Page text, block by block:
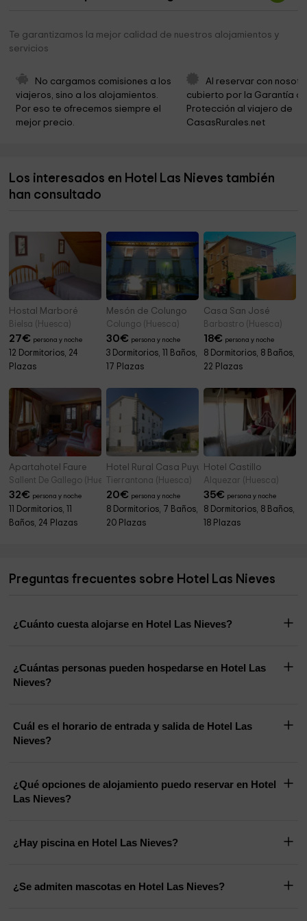
Bus
barranquismo en Torla-Ordesa, en los Pirineos de
Huesca
Ordesa Y Monte Perdido National Park 5,0 km
Ermita de la Virgen de Morillo
Iglesia de la Virgen de Septiembre 6,6 km
Te garantizamos la mejor calidad de nuestros alojamientos y
servicios
No cargamos comisiones a los
viajeros, sino a los alojamientos.
Por eso te ofrecemos siempre el
mejor precio.
Al reservar con
cubierto por la Garantía
Protección al viajero de
CasasRurales.net
Los interesados en Hotel Las Nieves también
han consultado
Hostal Marboré
Bielsa (Huesca)
27€ persona y noche
12 Dormitorios, 24
Plazas
Mesón de Colungo
Colungo (Huesca)
30€ persona y noche
3 Dormitorios, 11 Baños,
17 Plazas
Casa San José
Barbastro (Huesca)
18€ persona y noche
8 Dormitorios, 8 Baños,
22 Plazas
Apartahotel Faure
Sallent De Gallego (Huesca)
32€ persona y noche
11 Dormitorios, 11
Baños, 24 Plazas
Hotel Rural Casa Puyuelo
Tierrantona (Huesca)
20€ persona y noche
8 Dormitorios, 7 Baños,
20 Plazas
Hotel Castillo
Alquezar (Huesca)
35€ persona y noche
8 Dormitorios, 8 Baños,
18 Plazas
Preguntas frecuentes sobre Hotel Las Nieves
¿Cuánto cuesta alojarse en Hotel Las Nieves?
¿Cuántas personas pueden hospedarse en Hotel Las
Nieves?
Cuál es el horario de entrada y salida de Hotel Las
Nieves?
¿Qué opciones de alojamiento puedo reservar en Hotel
Las Nieves?
¿Hay piscina en Hotel Las Nieves?
¿Se admiten mascotas en Hotel Las Nieves?